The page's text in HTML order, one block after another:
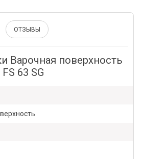
ОТЗЫВЫ
Варочная поверхность
63 SG